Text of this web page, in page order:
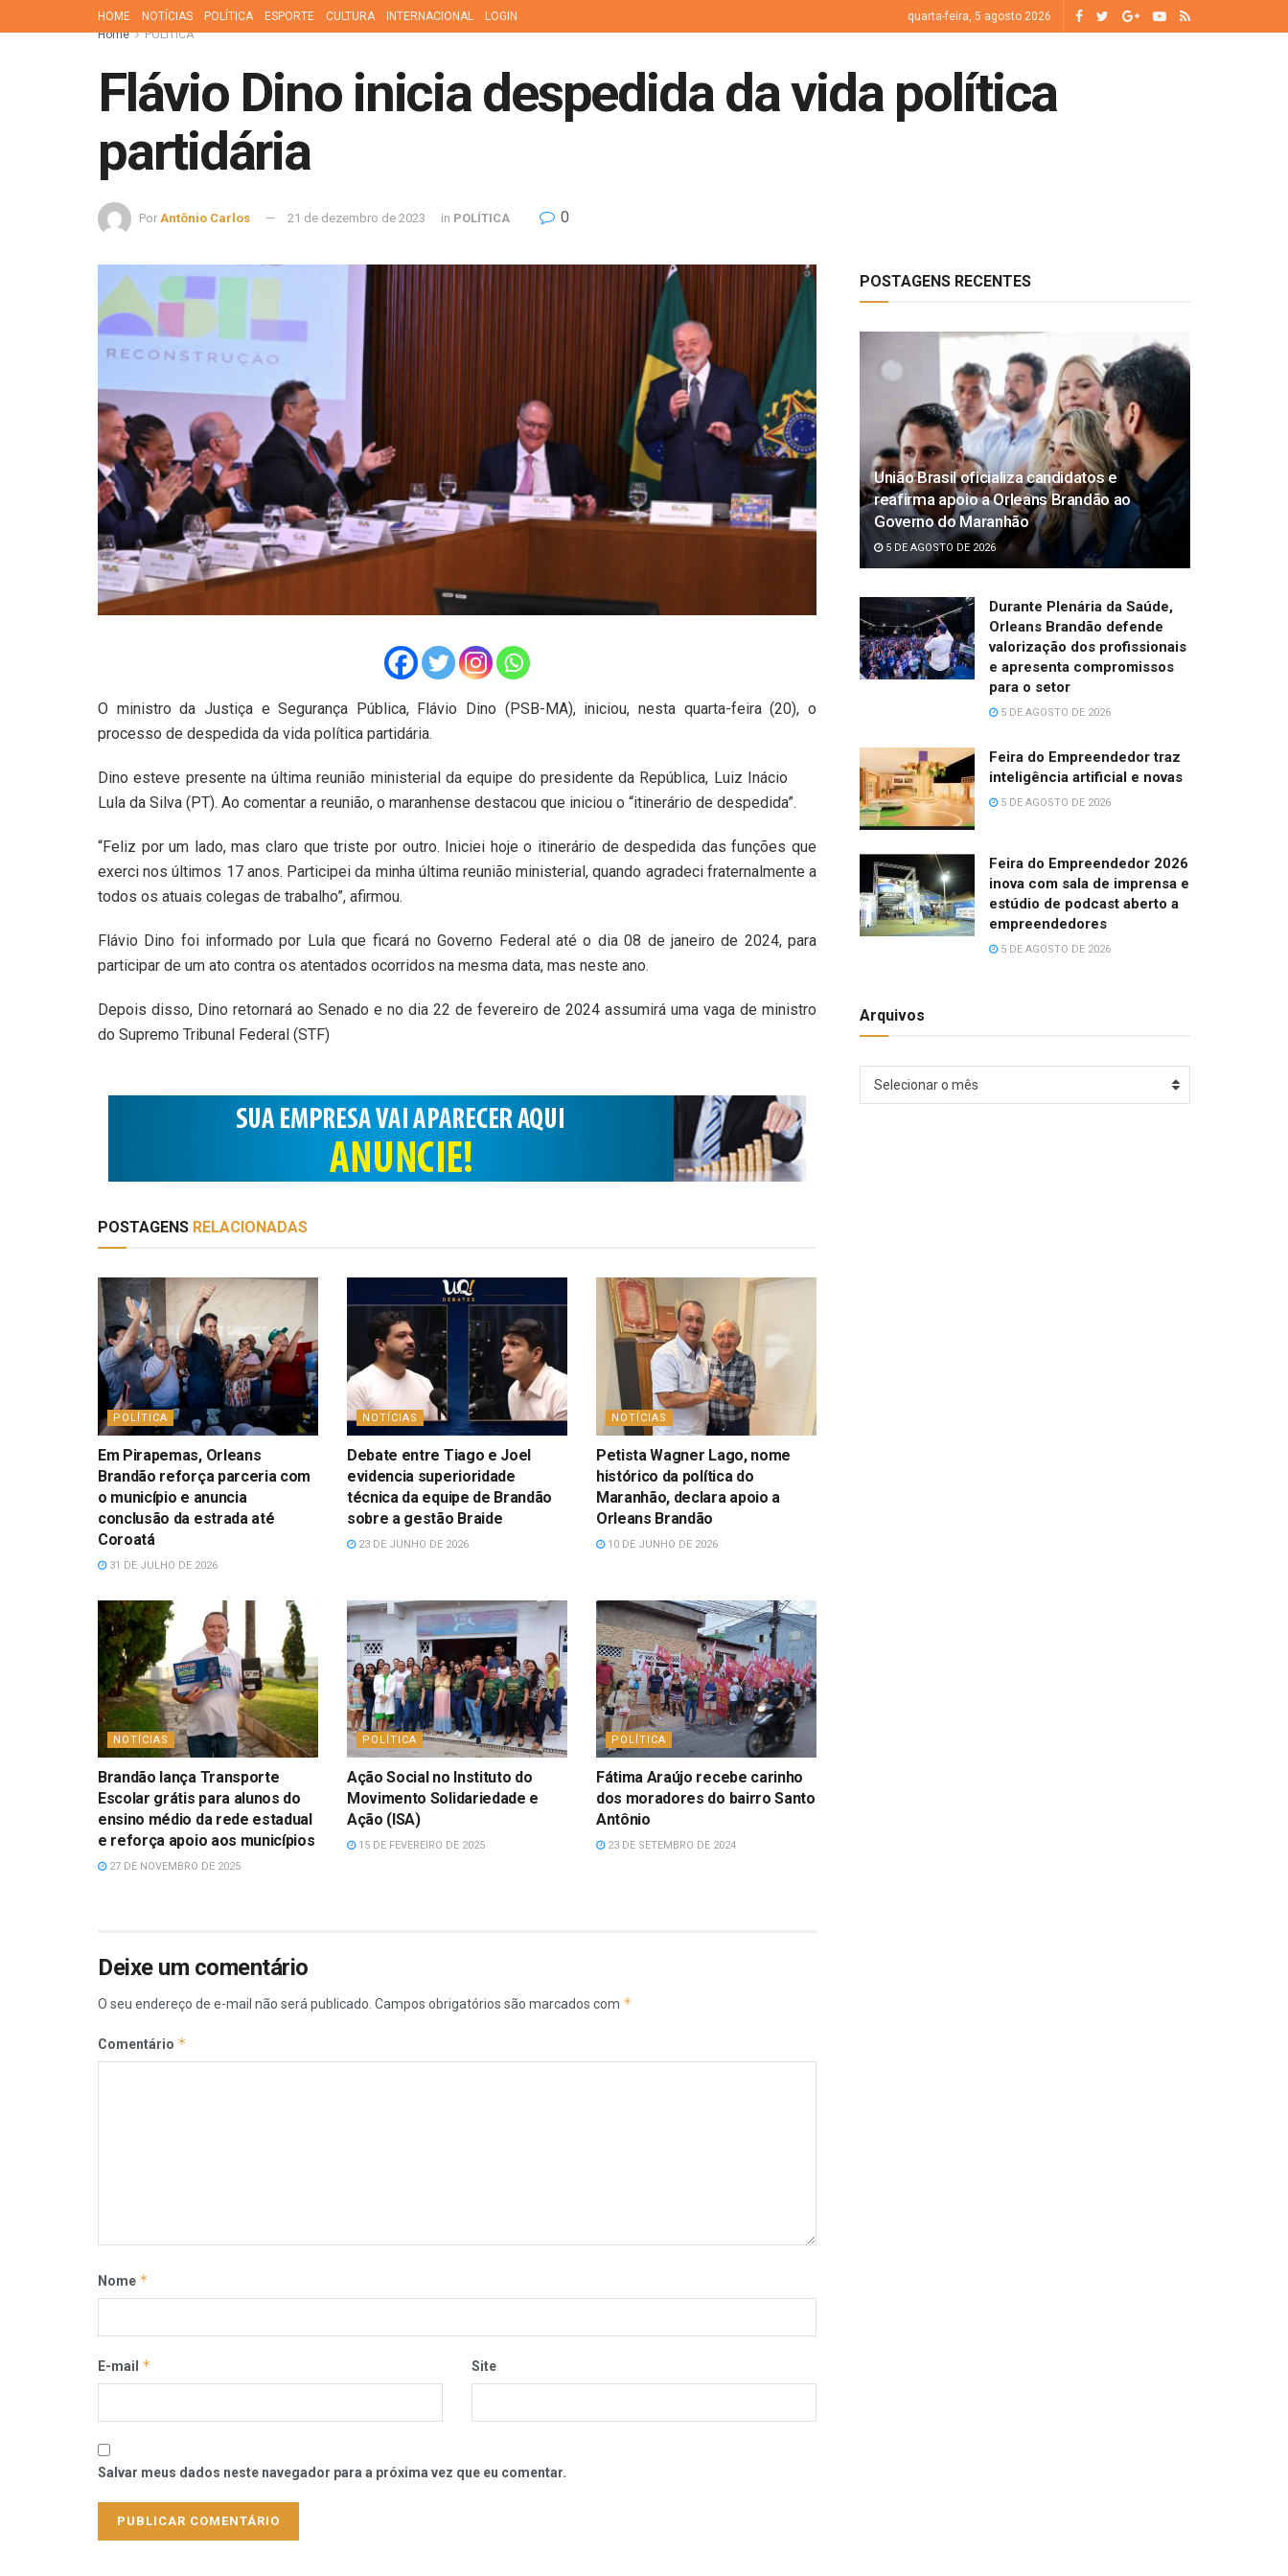
HOME NOTÍCIAS POLÍTICA ESPORTE CULTURA INTERNACIONAL LOGIN
quarta-feira, 5 agosto 2026
Home
POLÍTICA
Flávio Dino inicia despedida da vida política
partidária
Por Antônio Carlos 21 de dezembro de 2023 in POLÍTICA 0
O ministro da Justiça e Segurança Pública, Flávio Dino (PSB-MA), iniciou, nesta quarta-feira (20), o
processo de despedida da vida política partidária.
Dino esteve presente na última reunião ministerial da equipe do presidente da República, Luiz Inácio
Lula da Silva (PT). Ao comentar a reunião, o maranhense destacou que iniciou o “itinerário de despedida”.
“Feliz por um lado, mas claro que triste por outro. Iniciei hoje o itinerário de despedida das funções que
exerci nos últimos 17 anos. Participei da minha última reunião ministerial, quando agradeci fraternalmente a
todos os atuais colegas de trabalho”, afirmou.
Flávio Dino foi informado por Lula que ficará no Governo Federal até o dia 08 de janeiro de 2024, para
participar de um ato contra os atentados ocorridos na mesma data, mas neste ano.
Depois disso, Dino retornará ao Senado e no dia 22 de fevereiro de 2024 assumirá uma vaga de ministro
do Supremo Tribunal Federal (STF)
POSTAGENS RELACIONADAS
POLÍTICA
Em Pirapemas, Orleans
Brandão reforça parceria com
o município e anuncia
conclusão da estrada até
Coroatá
31 DE JULHO DE 2026
NOTÍCIAS
Debate entre Tiago e Joel
evidencia superioridade
técnica da equipe de Brandão
sobre a gestão Braide
23 DE JUNHO DE 2026
NOTÍCIAS
Petista Wagner Lago, nome
histórico da política do
Maranhão, declara apoio a
Orleans Brandão
10 DE JUNHO DE 2026
NOTÍCIAS
Brandão lança Transporte
Escolar grátis para alunos do
ensino médio da rede estadual
e reforça apoio aos municípios
27 DE NOVEMBRO DE 2025
POLÍTICA
Ação Social no Instituto do
Movimento Solidariedade e
Ação (ISA)
15 DE FEVEREIRO DE 2025
POLÍTICA
Fátima Araújo recebe carinho
dos moradores do bairro Santo
Antônio
23 DE SETEMBRO DE 2024
Deixe um comentário
O seu endereço de e-mail não será publicado. Campos obrigatórios são marcados com *
Comentário *
Nome *
E-mail * Site
Salvar meus dados neste navegador para a próxima vez que eu comentar.
POSTAGENS RECENTES
União Brasil oficializa candidatos e
reafirma apoio a Orleans Brandão ao
Governo do Maranhão
5 DE AGOSTO DE 2026
Durante Plenária da Saúde,
Orleans Brandão defende
valorização dos profissionais
e apresenta compromissos
para o setor
5 DE AGOSTO DE 2026
Feira do Empreendedor traz
inteligência artificial e novas
5 DE AGOSTO DE 2026
Feira do Empreendedor 2026
inova com sala de imprensa e
estúdio de podcast aberto a
empreendedores
5 DE AGOSTO DE 2026
Arquivos
Selecionar o mês